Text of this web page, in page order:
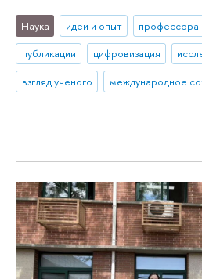
Наука идеи и опыт профессора
публикации
цифровизация
взгляд ученого
международное